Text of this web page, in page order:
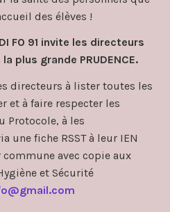
des élèves !
FO 91 invite les directeurs
plus grande PRUDENCE.
directeurs à lister toutes les
et à faire respecter les
Protocole, à les
une fiche RSST à leur IEN
avec copie aux
et Sécurité